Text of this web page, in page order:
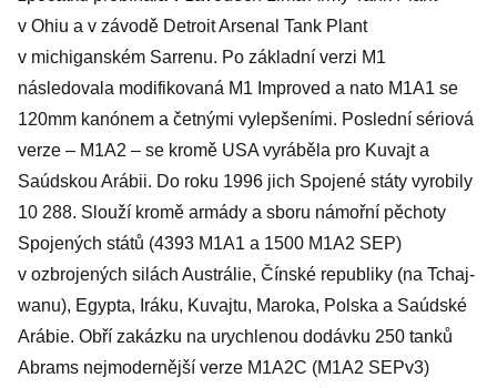
v Ohiu a v závodě Detroit Arsenal Tank Plant
v michiganském Sarrenu. Po základní verzi M1
následovala modifikovaná M1 Improved a nato M1A1 se
120mm kanónem a četnými vylepšeními. Poslední sériová
verze – M1A2 – se kromě USA vyráběla pro Kuvajt a
Saúdskou Arábii. Do roku 1996 jich Spojené státy vyrobily
10 288. Slouží kromě armády a sboru námořní pěchoty
Spojených států (4393 M1A1 a 1500 M1A2 SEP)
v ozbrojených silách Austrálie, Čínské republiky (na Tchaj-
wanu), Egypta, Iráku, Kuvajtu, Maroka, Polska a Saúdské
Arábie. Obří zakázku na urychlenou dodávku 250 tanků
Abrams nejmodernější verze M1A2C (M1A2 SEPv3)